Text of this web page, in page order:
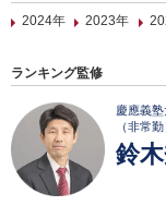
2024年
2023年
ランキング監修
慶應義
（非常勤
鈴